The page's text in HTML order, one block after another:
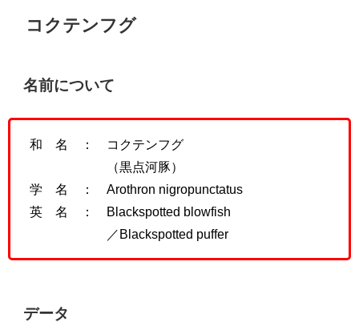
コクテンフグ
名前について
和 名 ： コクテンフグ
（黒点河豚）
学 名 ： Arothron nigropunctatus
英 名 ：
Blackspotted blowfish
／Blackspotted puffer
データ